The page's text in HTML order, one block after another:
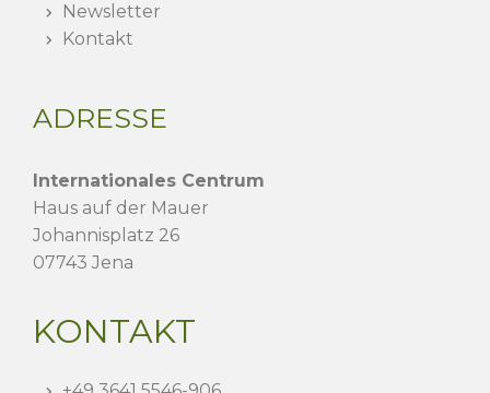
Newsletter
Kontakt
ADRESSE
Internationales Centrum
Haus auf der Mauer
Johannisplatz 26
07743 Jena
KONTAKT